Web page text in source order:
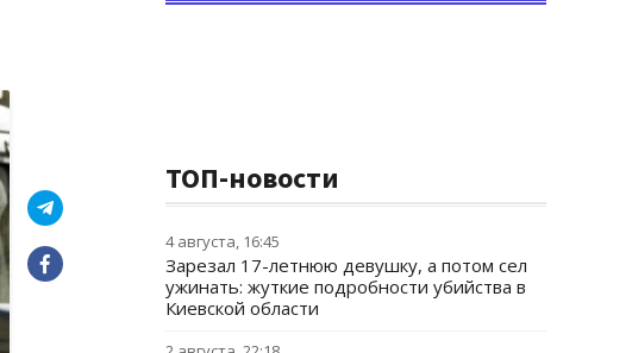
ТОП-новости
4 августа, 16:45
Зарезал 17-летнюю девушку, а потом сел
ужинать: жуткие подробности убийства в
Киевской области